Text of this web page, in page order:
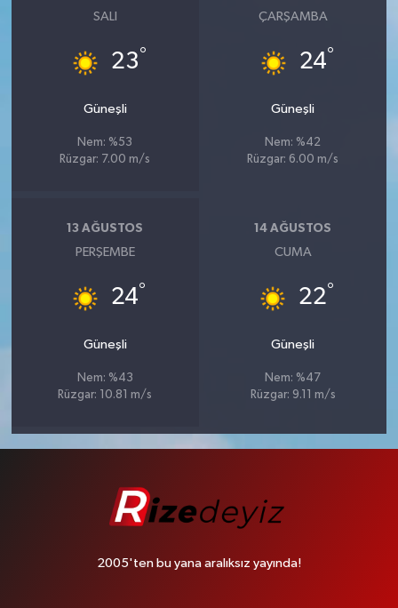
SALI
23°
Güneşli
Nem: %53
Rüzgar: 7.00 m/s
ÇARŞAMBA
24°
Güneşli
Nem: %42
Rüzgar: 6.00 m/s
13 AĞUSTOS
PERŞEMBE
24°
Güneşli
Nem: %43
Rüzgar: 10.81 m/s
14 AĞUSTOS
CUMA
22°
Güneşli
Nem: %47
Rüzgar: 9.11 m/s
2005'ten bu yana aralıksız yayında!